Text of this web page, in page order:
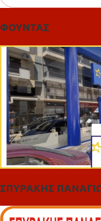
ΦΟΥΝΤΑΣ
ΣΠΥΡΑΚΗΣ